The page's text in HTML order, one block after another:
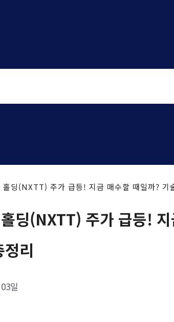
홀딩(NXTT) 주가 급등! 지금 매수할 때일까? 기
딩(NXTT) 주가 급등!
리
일